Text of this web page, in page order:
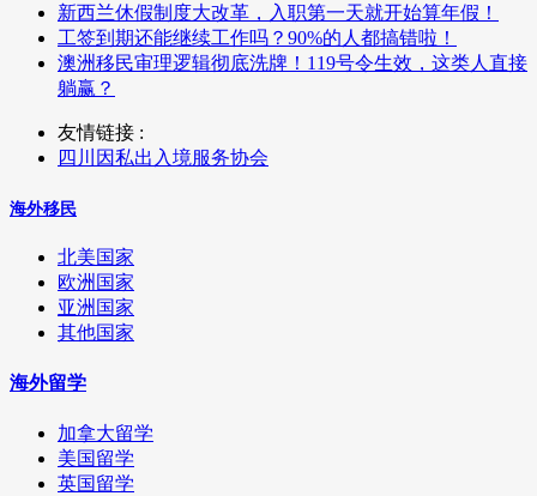
新西兰休假制度大改革，入职第一天就开始算年假！
工签到期还能继续工作吗？90%的人都搞错啦！
澳洲移民审理逻辑彻底洗牌！119号令生效，这类人直接
躺赢？
友情链接 :
四川因私出入境服务协会
海外移民
北美国家
欧洲国家
亚洲国家
其他国家
海外留学
加拿大留学
美国留学
英国留学